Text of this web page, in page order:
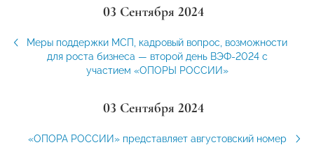
03 Сентября 2024
Меры поддержки МСП, кадровый вопрос, возможности
для роста бизнеса — второй день ВЭФ-2024 с
участием «ОПОРЫ РОССИИ»
03 Сентября 2024
«ОПОРА РОССИИ» представляет августовский номер